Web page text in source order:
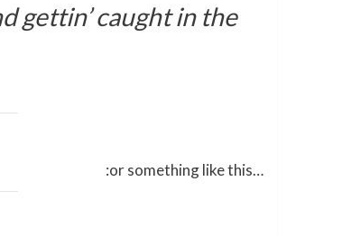
gettin’ caught in the
…or something like this: